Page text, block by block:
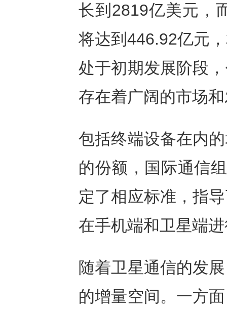
长到2819亿美元，
将达到446.92亿元
处于初期发展阶段
存在着广阔的市场
包括终端设备在内
的份额，国际通信
定了相应标准，指
在手机端和卫星端
随着卫星通信的发
的增量空间。一方